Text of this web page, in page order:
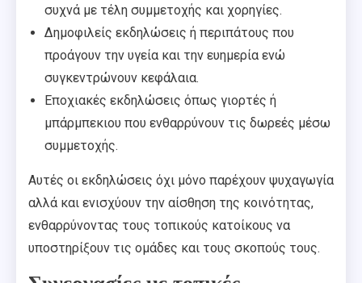
συχνά με τέλη συμμετοχής και χορηγίες.
Δημοφιλείς εκδηλώσεις ή περιπάτους που
προάγουν την υγεία και την ευημερία ενώ
συγκεντρώνουν κεφάλαια.
Εποχιακές εκδηλώσεις όπως γιορτές ή
μπάρμπεκιου που ενθαρρύνουν τις δωρεές μέσω
συμμετοχής.
Αυτές οι εκδηλώσεις όχι μόνο παρέχουν ψυχαγωγία
αλλά και ενισχύουν την αίσθηση της κοινότητας,
ενθαρρύνοντας τους τοπικούς κατοίκους να
υποστηρίξουν τις ομάδες και τους σκοπούς τους.